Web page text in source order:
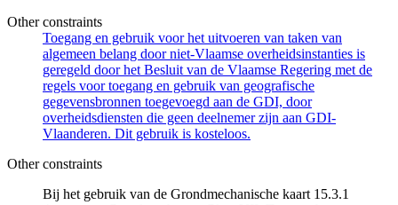
Other constraints
Toegang en gebruik voor het uitvoeren van taken van
algemeen belang door niet-Vlaamse overheidsinstanties is
geregeld door het Besluit van de Vlaamse Regering met de
regels voor toegang en gebruik van geografische
gegevensbronnen toegevoegd aan de GDI, door
overheidsdiensten die geen deelnemer zijn aan GDI-
Vlaanderen. Dit gebruik is kosteloos.
Other constraints
Bij het gebruik van de Grondmechanische kaart 15.3.1